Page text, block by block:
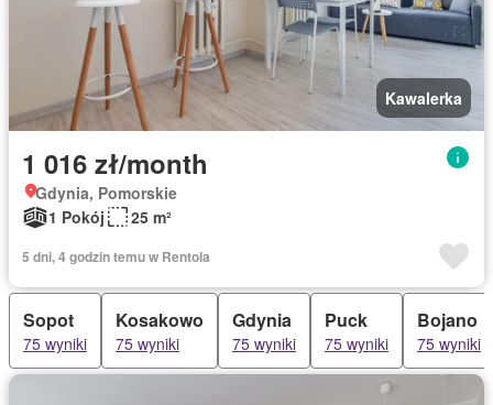
Kawalerka
1 016 zł/month
Gdynia, Pomorskie
1 Pokój
25 m²
5 dni, 4 godzin temu w Rentola
Sopot
75 wyniki
Kosakowo
75 wyniki
Gdynia
75 wyniki
Puck
75 wyniki
Bojano
75 wyniki